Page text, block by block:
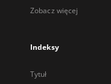
Zobacz więcej
Indeksy
Tytuł